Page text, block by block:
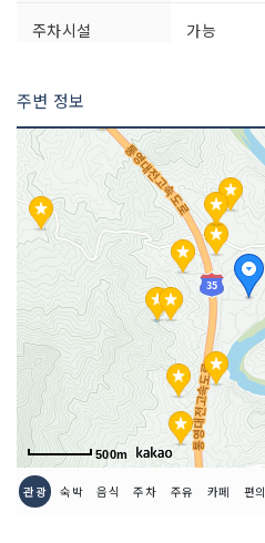
주차시설 가능
이용시간 상시 개방
주변 정보
500m
관광 숙박 음식 주차 주유 카페 편의